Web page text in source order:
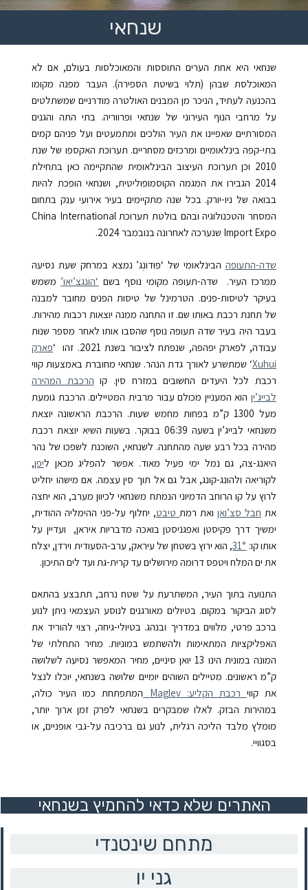
שנחאי
שנחאי היא אחת הערים התוססות והמאוכלסות בעולם, אם לא
המאוכלסת שבהן (תלוי בשיטת הספירה). העבר מפנה מקומו
בהכנעה לעתיד, הניכר מן המבנים האולטרה מודרניים שמשתלטים
על מרחבי הנוף העירוני של שנחאי ופרווריה. בתי התה והגנים
המסורתיים שאפיינו את העיר הולכים ומתמעטים ועל פניהם קמים
בתי-קפה בינלאומיים ומרכזים מסחריים. תערוכת האקספו של שנת
2010 וכן תערוכת העיצוב הבינלאומית שהתקיימה כאן בתחילת
2014 הגבירו את המגמה הקוסמופוליטית, ושנחאי הופכת להיות
בבואה של ניו-יורק. בכל שנה מתקיימים בעיר אירועי ענק בתחום
המסחר והטכנולוגיה ובהם בולטת תערוכת China International
Import Expo שנערכה לאחרונה בנובמבר 2024.
שדה-התעופה הבינלאומי של ‘פּוּדוֹנְג’ נמצא במרחק שעת נסיעה
ממרכז העיר. שדה-תעופה מקומי נוסף בשם ‘הוֹנגצ’יאו’ משמש
בעיקר לטיסות-פנים. הטרמינל של טיסות הפנים מחובר למבנה
של תחנת רכבת באותו שם. זו התחנה ממנה יוצאות רכבות מהירות.
בעבר היה בעיר שדה תעופה נוסף שהסבו אותו לאחר מספר שנות
עבודה, לפארק יפהפה, שנפתח לציבור בשנת 2021. זהו ‘
פארק
Xuhui‘ שמתשרע לאורך גדת הנהר. שנחאי מחוברת באמצעות קווי
רכבת לכל היעדים החשובים במזרח סין. קו הרכבת המהירה
לבייג’ין הוא המעניין מכולם עבור מרבית המטיילים. הרכבת גומעת
מעל 1300 ק”מ בפחות מחמש שעות. הרכבת הראשונה יוצאת
משנחאי לבייג’ין בשעה 06:39 בבוקר. בשעות השיא יוצאת רכבת
מהירה בכל רבע שעה מהתחנה. לשנחאי, השוכנת לשפכו של נהר
היאנג-צה, גם נמל ימי פעיל מאוד. אפשר להפליג מכאן ליפן,
לקוריאה ולהונג-קונג, אבל גם אל תוך סין עצמה. אם מישהו יחליט
לרוץ על קו הרוחב הדמיוני הנמתח משנחאי לכיוון מערב, הוא יחצה
את חבל סצ’ואן ואת רמת טיבט, יחלוף על-פני ההימליה ההודית,
ימשיך דרך פקיסטן ואפגניסטן בואכה מדבריות איראן, ועדיין על
אותו קו: 31°, הוא ירוץ בשטחן של עיראק, ערב-הסעודית וירדן, יצלח
את ים המלח ויטפס דרומה מירושלים עד קרית-גת ועד לים התיכון.
התנועה בתוך העיר, המשתרעת על שטח נרחב, תתבצע בהתאם
לסוג הביקור במקום. בטיולים מאורגנים לנוסע העצמאי ניתן לנוע
ברכב פרטי, מלווים במדריך ובנהג. בטיולי-גיחה, רצוי להוריד את
האפליקציות המתאימות ולהשתמש במוניות. מחיר התחלתי של
המונה במונית הינו 13 יואן סיניים, מחיר המאפשר נסיעה לשלושה
ק”מ ראשונים. מטיילים השוהים יומיים שלושה בשנחאי, יוכלו לנצל
את קווי רכבת הקליע: Maglev
המתפתחת כמו העיר כולה,
במהירות הבזק. לאלו שמבקרים בשנחאי לפרק זמן ארוך יותר,
מומלץ מלבד הליכה רגלית, לנוע גם ברכיבה על-גבי אופניים, או
בסגוויי.
האתרים שלא כדאי להחמיץ בשנחאי
מתחם שינטנדי
גני יו